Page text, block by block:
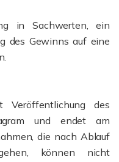
in Sachwerten, ein
des Gewinns auf eine
des
und endet am
die nach Ablauf
können nicht